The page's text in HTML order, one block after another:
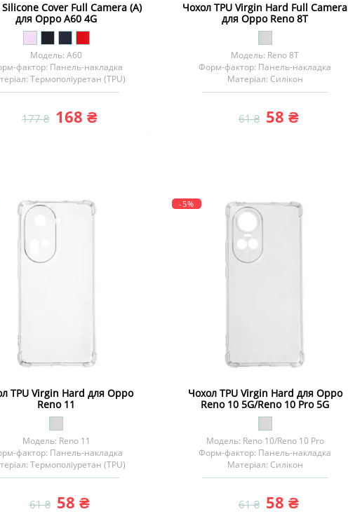
Cover Full Camera (A)
для Oppo A60 4G
Модель: A60
фактор: Панель-накладка
Термополіуретан (TPU)
177 ₴ 168 ₴
Чохол TPU Virgin Hard Full Camera
для Oppo Reno 8T
Модель: Reno 8T
Форм-фактор: Панель-накладка
Матеріал: Силікон
61 ₴ 58 ₴
TPU Virgin Hard для Oppo
Reno 11
Модель: Reno 11
фактор: Панель-накладка
Термополіуретан (TPU)
61 ₴ 58 ₴
-5%
Чохол TPU Virgin Hard для Oppo
Reno 10 5G/Reno 10 Pro 5G
Модель: Reno 10/Reno 10 Pro
Форм-фактор: Панель-накладка
Матеріал: Силікон
61 ₴ 58 ₴